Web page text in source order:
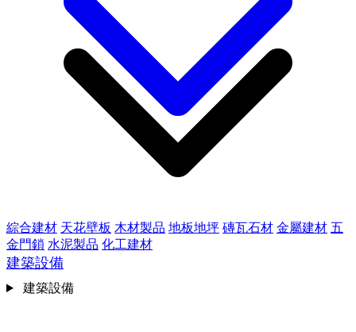
綜合建材 天花壁板 木材製品 地板地坪 磚瓦石材 金屬建材 五
金門鎖 水泥製品 化工建材
建築設備
建築設備